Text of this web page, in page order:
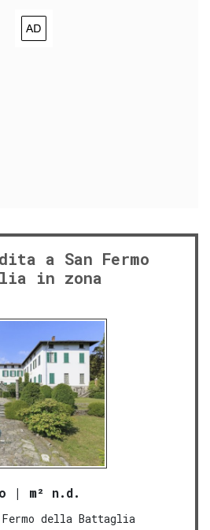
a San Fermo
in zona
| m² n.d.
della Battaglia